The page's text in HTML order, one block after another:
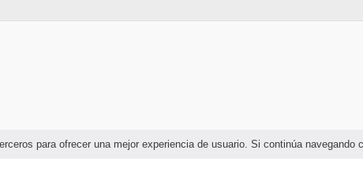
para ofrecer una mejor experiencia de usuario. Si continúa navegando